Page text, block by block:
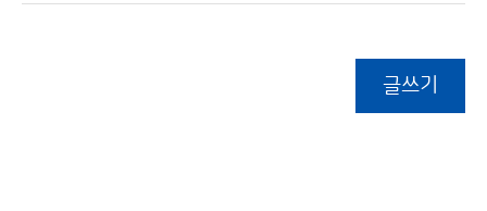
글쓰기